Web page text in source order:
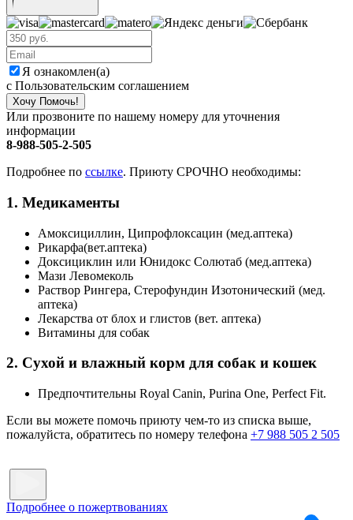
Я ознакомлен(а)
с Пользовательским соглашением
Хочу Помочь!
Или прозвоните по нашему номеру для уточнения
информации
8-988-505-2-505
Подробнее по ссылке. Приюту СРОЧНО необходимы:
1. Медикаменты
Амоксициллин, Ципрофлоксацин (мед.аптека)
Рикарфа(вет.аптека)
Доксициклин или Юнидокс Солютаб (мед.аптека)
Мази Левомеколь
Раствор Рингера, Стерофундин Изотонический (мед.
аптека)
Лекарства от блох и глистов (вет. аптека)
Витамины для собак
2. Сухой и влажный корм для собак и кошек
Предпочтительны Royal Canin, Purina One, Perfect Fit.
Если вы можете помочь приюту чем-то из списка выше,
пожалуйста, обратитесь по номеру телефона +7 988 505 2 505
Подробнее о пожертвованиях